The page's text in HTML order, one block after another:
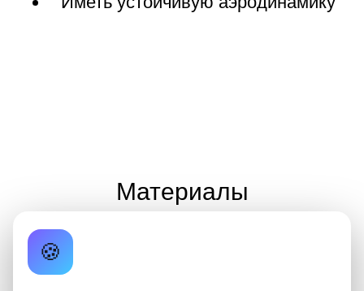
Материалы
Которые тебе понадобятся, чтобы сделать
🍪